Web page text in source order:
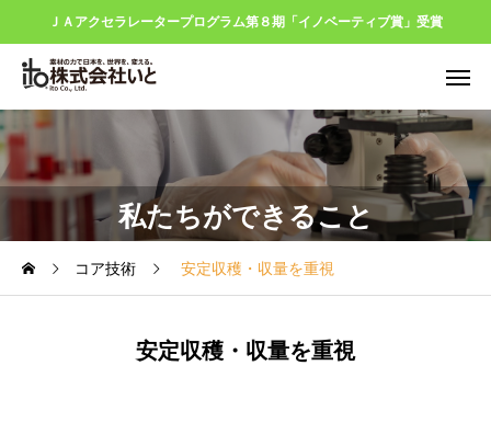
ＪＡアクセラレータープログラム第８期「イノベーティブ賞」受賞
私たちができること
コア技術 安定収穫・収量を重視
安定収穫・収量を重視